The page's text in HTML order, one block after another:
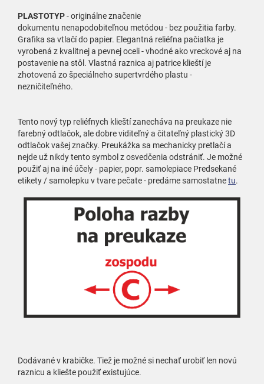
PLASTOTYP- originálne značenie
dokumentu nenapodobiteľnou metódou - bez použitia farby.
Grafika sa vtlačí do papier. Elegantná reliéfna pačiatka je
vyrobená z kvalitnej a pevnej oceli - vhodné ako vreckové aj na
postavenie na stôl. Vlastná raznica aj patrice klieští je
zhotovená zo špeciálneho supertvrdého plastu -
nezničiteľného.
Tento nový typ reliéfnych klieští zanecháva na preukaze nie
farebný odtlačok, ale dobre viditeľný a čitateľný plastický 3D
odtlačok vašej značky. Preukážka sa mechanicky pretlačí a
nejde už nikdy tento symbol z osvedčenia odstrániť. Je možné
použiť aj na iné účely - papier, popr. samolepiace Predsekané
etikety / samolepku v tvare pečate - predáme samostatnetu.
Dodávané v krabičke. Tiež je možné si nechať urobiť len novú
raznicu a kliešte použiť existujúce.